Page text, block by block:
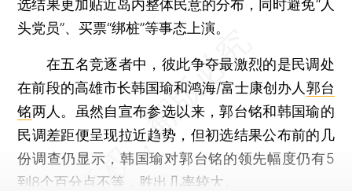
选结果更加贴近岛内整体民意的分布，同时避免“人
头党员”、买票“绑桩”等事态上演。
在五名竞逐者中，彼此争夺最激烈的是民调处
在前段的高雄市长韩国瑜和鸿海/富士康创办人 郭台
铭两人。虽然自宣布参选以来，郭台铭和韩国瑜的
民调差距便呈现拉近趋势，但初选结果公布前的几
份调查仍显示，韩国瑜对郭台铭的领先幅度仍有5
到8个百分点不等，胜出几率较大。